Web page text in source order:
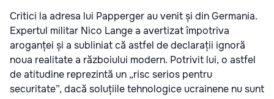
Critici la adresa lui Papperger au venit și din Germania.
Expertul militar Nico Lange a avertizat împotriva
aroganței și a subliniat că astfel de declarații ignoră
noua realitate a războiului modern. Potrivit lui, o astfel
de atitudine reprezintă un „risc serios pentru
securitate”, dacă soluțiile tehnologice ucrainene nu sunt